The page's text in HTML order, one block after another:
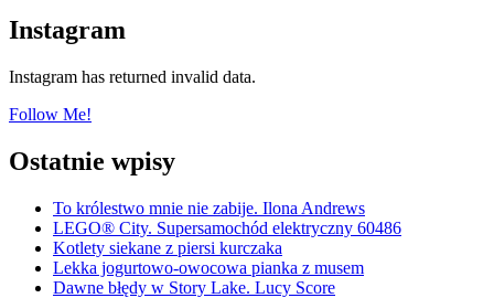
Instagram
Instagram has returned invalid data.
Follow Me!
Ostatnie wpisy
To królestwo mnie nie zabije. Ilona Andrews
LEGO® City. Supersamochód elektryczny 60486
Kotlety siekane z piersi kurczaka
Lekka jogurtowo-owocowa pianka z musem
Dawne błędy w Story Lake. Lucy Score